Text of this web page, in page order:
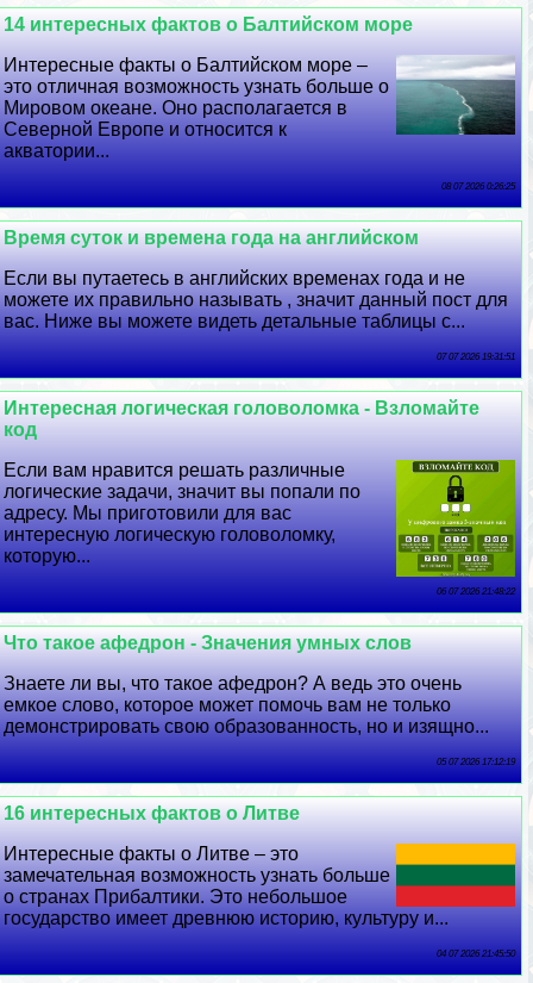
14 интересных фактов о Балтийском море
Интересные факты о Балтийском море –
это отличная возможность узнать больше о
Мировом океане. Оно располагается в
Северной Европе и относится к
акватории...
08 07 2026 0:26:25
Время суток и времена года на английском
Если вы путаетесь в английских временах года и не
можете их правильно называть , значит данный пост для
вас. Ниже вы можете видеть детальные таблицы с...
07 07 2026 19:31:51
Интересная логическая головоломка - Взломайте
код
Если вам нравится решать различные
логические задачи, значит вы попали по
адресу. Мы приготовили для вас
интересную логическую головоломку,
которую...
06 07 2026 21:48:22
Что такое афедрон - Значения умных слов
Знаете ли вы, что такое афедрон? А ведь это очень
емкое слово, которое может помочь вам не только
демонстрировать свою образованность, но и изящно...
05 07 2026 17:12:19
16 интересных фактов о Литве
Интересные факты о Литве – это
замечательная возможность узнать больше
о странах Прибалтики. Это небольшое
государство имеет древнюю историю, культуру и...
04 07 2026 21:45:50